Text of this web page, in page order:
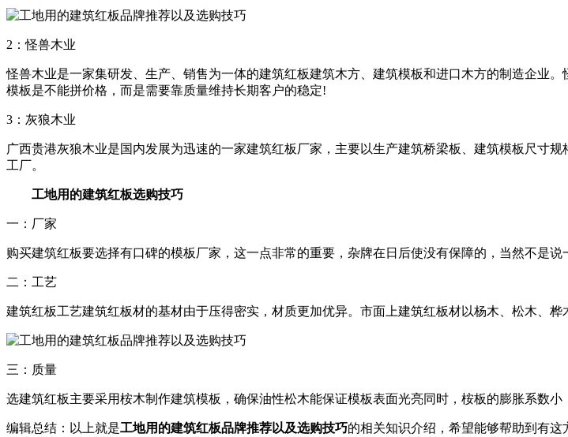
2：怪兽木业
怪兽木业是一家集研发、生产、销售为一体的建筑红板建筑木方、建筑模板和进口木方的制造企业
模板是不能拼价格，而是需要靠质量维持长期客户的稳定!
3：灰狼木业
广西贵港灰狼木业是国内发展为迅速的一家建筑红板厂家，主要以生产建筑桥梁板、建筑模板尺寸
工厂。
工地用的建筑红板选购技巧
一：厂家
购买建筑红板要选择有口碑的模板厂家，这一点非常的重要，杂牌在日后使没有保障的，当然不是
二：工艺
建筑红板工艺建筑红板材的基材由于压得密实，材质更加优异。市面上建筑红板材以杨木、松木、
三：质量
选建筑红板主要采用桉木制作建筑模板，确保油性松木能保证模板表面光亮同时，桉板的膨胀系数
编辑总结：以上就是工地用的建筑红板品牌推荐以及选购技巧的相关知识介绍，希望能够帮助到有